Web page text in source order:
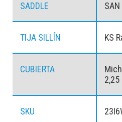
SADDLE SAN
TIJA SILLÍN KS
CUBIERTA
2,25
SKU